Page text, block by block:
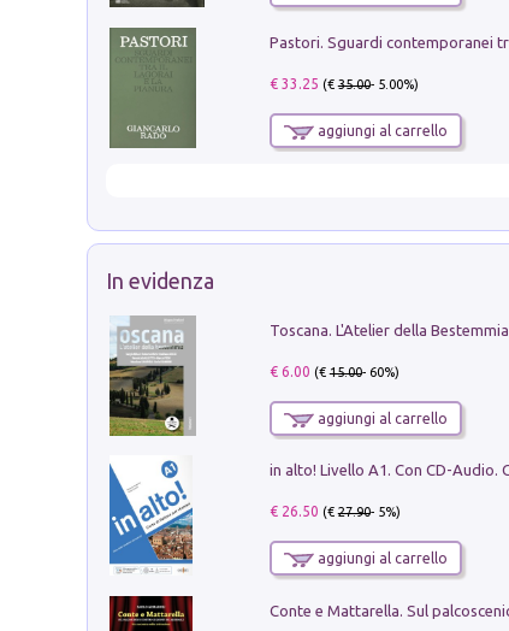
€ 33.25 (€35.00- 5.00%)
aggiungi al carrello
In evidenza
Toscana. L'Atelier della Bestemmia
€ 6.00 (€15.00- 60%)
aggiungi al carrello
€ 26.50 (€27.90- 5%)
aggiungi al carrello